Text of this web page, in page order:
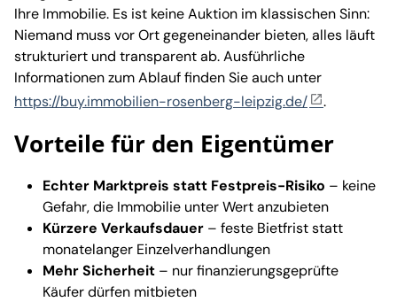
Ihre Immobilie. Es ist keine Auktion im klassischen Sinn:
Niemand muss vor Ort gegeneinander bieten, alles läuft
strukturiert und transparent ab. Ausführliche
Informationen zum Ablauf finden Sie auch unter
https://buy.immobilien-rosenberg-leipzig.de/
.
Vorteile für den Eigentümer
Echter Marktpreis statt Festpreis-Risiko – keine
Gefahr, die Immobilie unter Wert anzubieten
Kürzere Verkaufsdauer – feste Bietfrist statt
monatelanger Einzelverhandlungen
Mehr Sicherheit – nur finanzierungsgeprüfte
Käufer dürfen mitbieten